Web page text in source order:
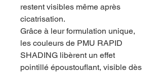
restent visibles même après
cicatrisation.
Grâce à leur formulation unique,
les couleurs de PMU RAPID
SHADING libèrent un effet
pointillé époustouflant, visible dès